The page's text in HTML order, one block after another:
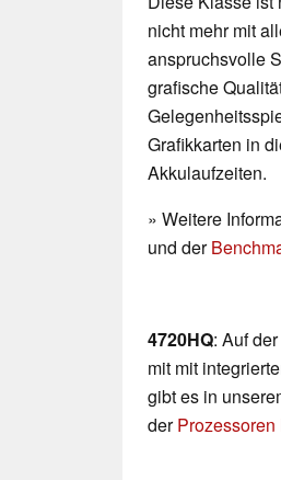
nicht mehr mit
anspruchsvolle
grafische
Grafikkarten in
Akkulaufzeiten.
» Weitere
und der
4720HQ: Auf
mit mit
gibt es in
der